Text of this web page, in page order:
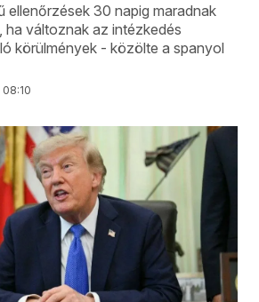
ellenőrzések 30 napig maradnak
ha változnak az intézkedés
körülmények - közölte a spanyol